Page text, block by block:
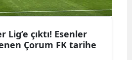
Lig’e çıktı! Esenler
Çorum FK tarihe